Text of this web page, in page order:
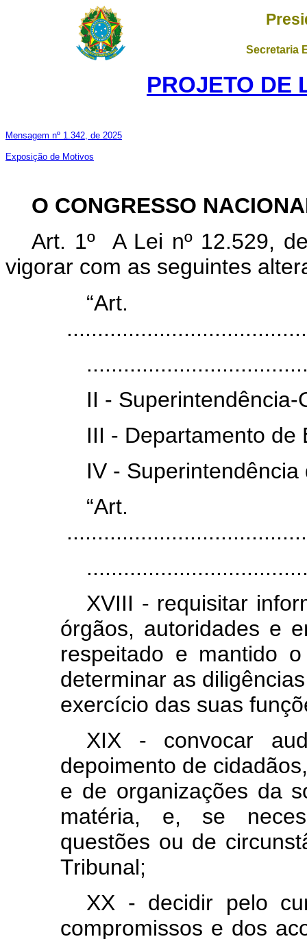
Secretaria
PROJETO DE
Mensagem nº 1.342, de 2025
Exposição de Motivos
O CONGRESSO
Art. 1º A Lei nº 12.529,
vigorar com as seguintes
II - Superintendência-
III - Departamento de
IV -
XVIII - requisitar
órgãos, autoridades e
respeitado e mantido
determinar as
exercício das suas
XIX - convocar
depoimento de
e de organizações da
matéria, e, se
questões ou de
Tribunal;
XX - decidir pelo
compromissos e dos